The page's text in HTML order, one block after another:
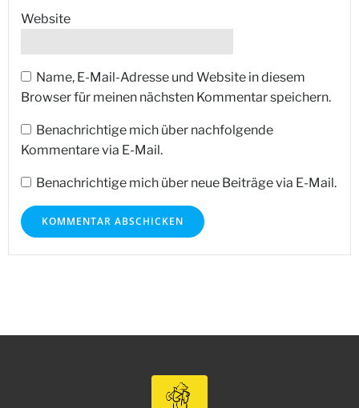
Website
Name, E-Mail-Adresse und Website in diesem
Browser für meinen nächsten Kommentar speichern.
Benachrichtige mich über nachfolgende
Kommentare via E-Mail.
Benachrichtige mich über neue Beiträge via E-Mail.